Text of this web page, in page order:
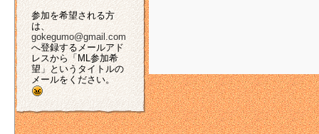
参加を希望される方
は、
gokegumo@gmail.com
へ登録するメールアド
レスから「ML参加希
望」というタイトルの
メールをください。